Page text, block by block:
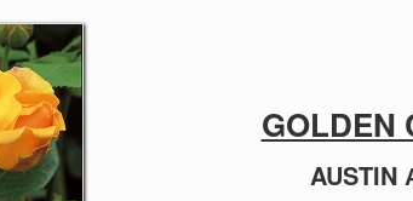
GOLDEN
AUSTIN